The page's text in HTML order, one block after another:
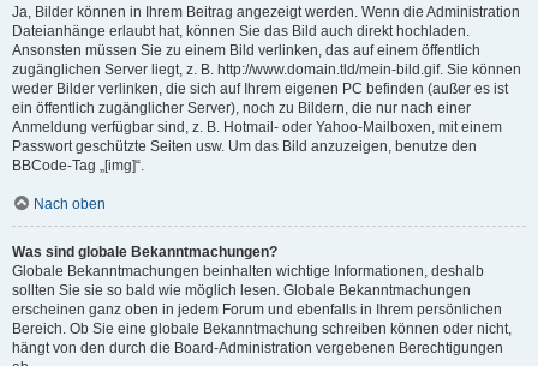
Ja, Bilder können in Ihrem Beitrag angezeigt werden. Wenn die Administration
Dateianhänge erlaubt hat, können Sie das Bild auch direkt hochladen.
Ansonsten müssen Sie zu einem Bild verlinken, das auf einem öffentlich
zugänglichen Server liegt, z. B. http://www.domain.tld/mein-bild.gif. Sie können
weder Bilder verlinken, die sich auf Ihrem eigenen PC befinden (außer es ist
ein öffentlich zugänglicher Server), noch zu Bildern, die nur nach einer
Anmeldung verfügbar sind, z. B. Hotmail- oder Yahoo-Mailboxen, mit einem
Passwort geschützte Seiten usw. Um das Bild anzuzeigen, benutze den
BBCode-Tag „[img]“.
Nach oben
Was sind globale Bekanntmachungen?
Globale Bekanntmachungen beinhalten wichtige Informationen, deshalb
sollten Sie sie so bald wie möglich lesen. Globale Bekanntmachungen
erscheinen ganz oben in jedem Forum und ebenfalls in Ihrem persönlichen
Bereich. Ob Sie eine globale Bekanntmachung schreiben können oder nicht,
hängt von den durch die Board-Administration vergebenen Berechtigungen